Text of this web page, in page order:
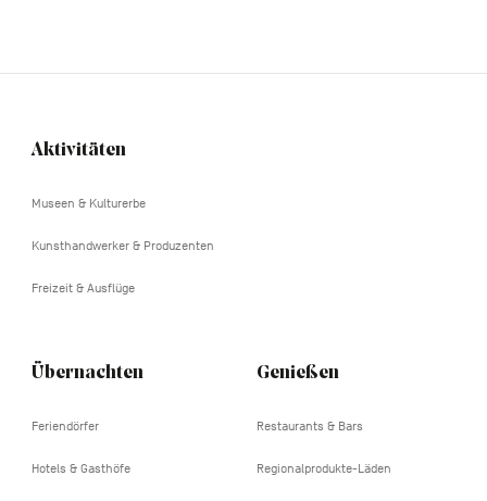
Navigation
Aktivitäten
Museen & Kulturerbe
Kunsthandwerker & Produzenten
Freizeit & Ausflüge
Übernachten
Feriendörfer
Hotels & Gasthöfe
Genießen
Restaurants & Bars
Regionalprodukte-Läden